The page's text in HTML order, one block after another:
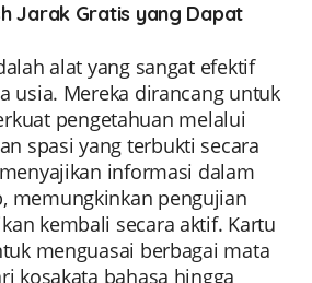
Jarak Gratis yang Dapat
alat yang sangat efektif
usia. Mereka dirancang untuk
pengetahuan melalui
spasi yang terbukti secara
informasi dalam
memungkinkan pengujian
kembali secara aktif. Kartu
menguasai berbagai mata
kosakata bahasa hingga